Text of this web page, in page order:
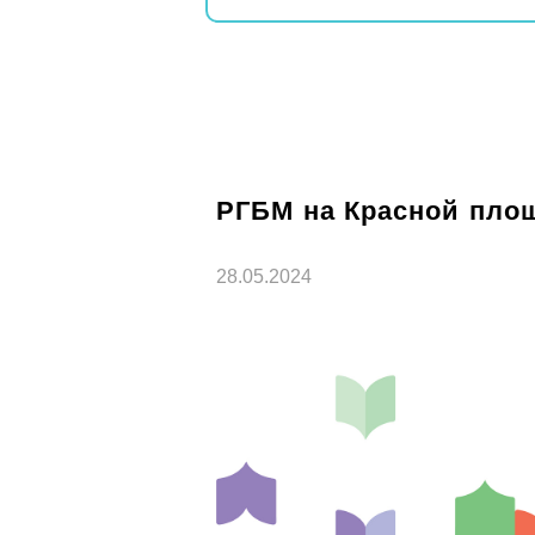
РГБМ на Красной
28.05.2024